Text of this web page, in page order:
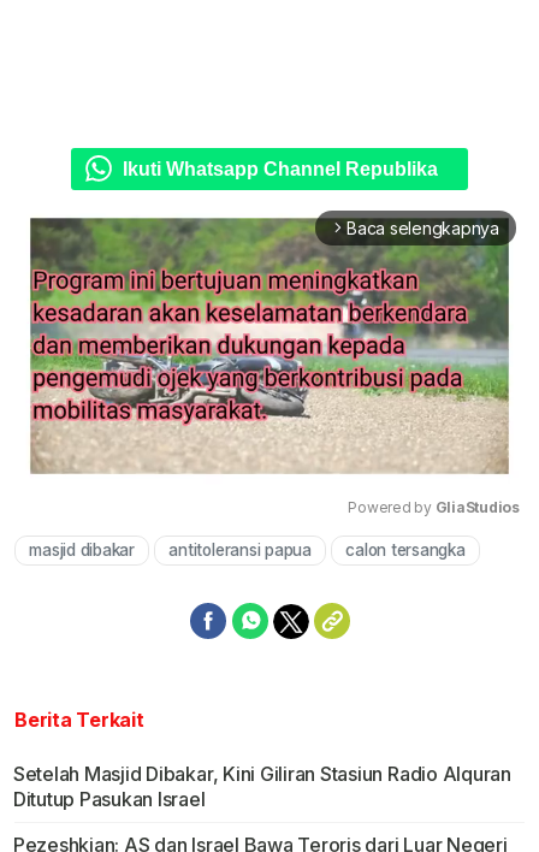
Ikuti Whatsapp Channel Republika
arrow_forward_ios Baca selengkapnya
Mute
Powered by GliaStudios
masjid dibakar antitoleransi papua calon tersangka
Berita Terkait
Setelah Masjid Dibakar, Kini Giliran Stasiun Radio Alquran
Ditutup Pasukan Israel
Pezeshkian: AS dan Israel Bawa Teroris dari Luar Negeri